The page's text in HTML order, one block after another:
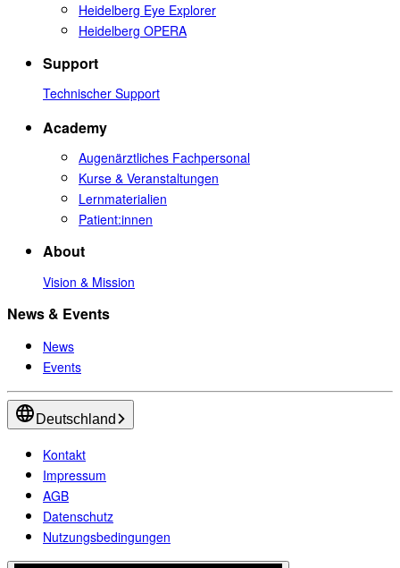
Heidelberg Eye Explorer
Heidelberg OPERA
Support
Technischer Support
Academy
Augenärztliches Fachpersonal
Kurse & Veranstaltungen
Lernmaterialien
Patient:innen
About
Vision & Mission
News & Events
News
Events
Deutschland
Kontakt
Impressum
AGB
Datenschutz
Nutzungsbedingungen